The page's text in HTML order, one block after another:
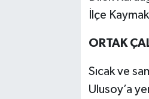
İlçe
ORTAK
Sıcak ve
Ulusoy’a